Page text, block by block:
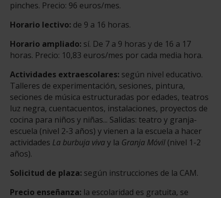
pinches. Precio: 96 euros/mes.
Horario lectivo: de 9 a 16 horas.
Horario ampliado: sí. De 7 a 9 horas y de 16 a 17
horas. Precio: 10,83 euros/mes por cada media hora.
Actividades extraescolares: según nivel educativo.
Talleres de experimentación, sesiones, pintura,
seciones de música estructuradas por edades, teatros
luz negra, cuentacuentos, instalaciones, proyectos de
cocina para niños y niñas... Salidas: teatro y granja-
escuela (nivel 2-3 años) y vienen a la escuela a hacer
actividades La burbuja vivay la Granja Móvil (nivel 1-2
años).
Solicitud de plaza: según instrucciones de la CAM.
Precio enseñanza: la escolaridad es gratuita, se